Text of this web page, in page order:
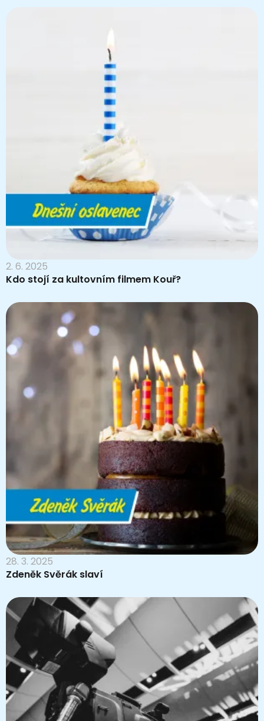
2. 6. 2025
Kdo stojí za kultovním filmem Kouř?
28. 3. 2025
Zdeněk Svěrák slaví